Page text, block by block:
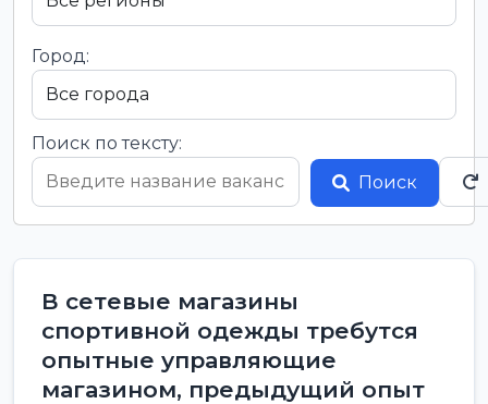
Город:
Поиск по тексту:
Поиск
В сетевые магазины
спортивной одежды требутся
опытные управляющие
магазином, предыдущий опыт